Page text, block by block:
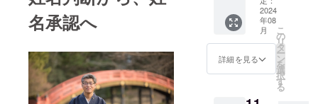
名承認へ
名の記
載はで
きませ
ん。 ※
発行さ
れる限
メール
にてお
送りさ
せてい
ただき
※こちら
悩みを
聞かせ
ていた
だきま
す。 ※
の出版
記念交
流会に
参加で
きる権
利で
す。 開
は8月〇
2024
年08
月
詳細を見る
こ
の
リ
タ
ー
ン
を
選
択
す
る